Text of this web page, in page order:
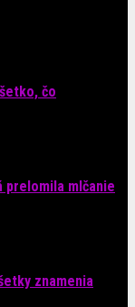
čo
prelomila mlčanie
znamenia